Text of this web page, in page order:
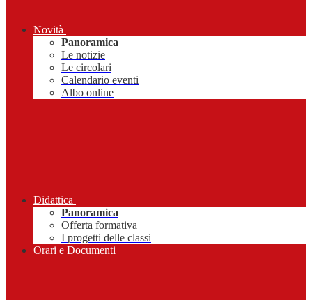
Novità
Panoramica
Le notizie
Le circolari
Calendario eventi
Albo online
Didattica
Panoramica
Offerta formativa
I progetti delle classi
Orari e Documenti